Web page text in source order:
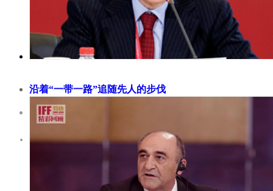
源转型的新时代”。《中国可再生能源展望2018》（
沿着“一带一路”追随先人的步伐
2018-11-30
意大利前总理马西莫达莱马（Massimo DAlema）认为先人马可
然历经艰难险阻、长途跋涉，才从中国返回欧洲，但此举促进了
合作与融合。 自习主席在2013年发起一带一路倡议以来，已经
年时间。这项倡议正在改变全球现状，也推动了相关国家的经济